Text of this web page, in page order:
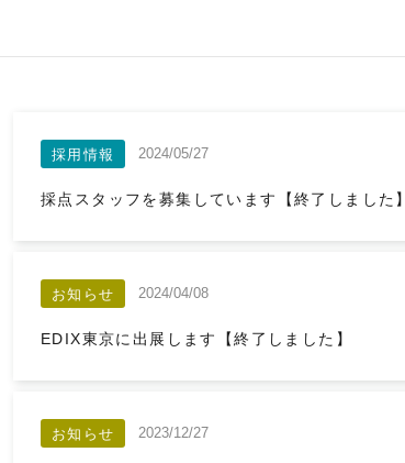
採用情報 2024/05/27
採点スタッフを募集しています【終了しました】
お知らせ 2024/04/08
EDIX東京に出展します【終了しました】
お知らせ 2023/12/27